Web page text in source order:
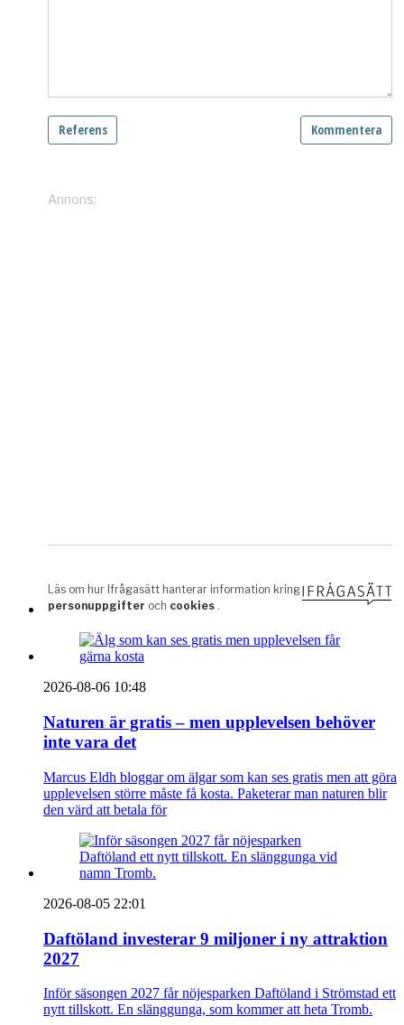
2026-08-06 10:48
Naturen är gratis – men upplevelsen behöver
inte vara det
Marcus Eldh bloggar om älgar som kan ses gratis men att göra
upplevelsen större måste få kosta. Paketerar man naturen blir
den värd att betala för
2026-08-05 22:01
Daftöland investerar 9 miljoner i ny attraktion
2027
Inför säsongen 2027 får nöjesparken Daftöland i Strömstad ett
nytt tillskott. En slänggunga, som kommer att heta Tromb.